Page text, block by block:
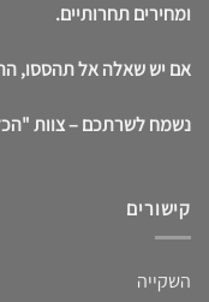
ומחירים תחרותיים.
אם יש שאלה אל תהססו,
נשמח לשרתכם – צוות
קישורים
השקייה